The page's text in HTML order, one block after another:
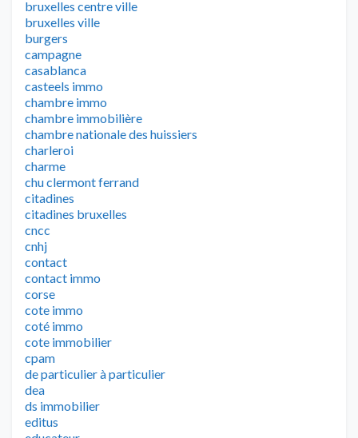
bruxelles centre ville
bruxelles ville
burgers
campagne
casablanca
casteels immo
chambre immo
chambre immobilière
chambre nationale des huissiers
charleroi
charme
chu clermont ferrand
citadines
citadines bruxelles
cncc
cnhj
contact
contact immo
corse
cote immo
coté immo
cote immobilier
cpam
de particulier à particulier
dea
ds immobilier
editus